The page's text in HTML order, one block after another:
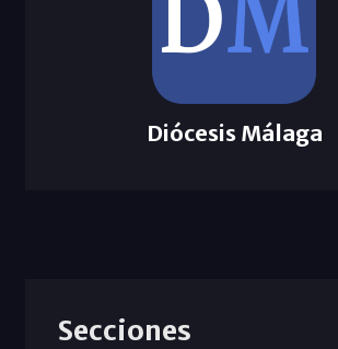
Diócesis Málaga
Secciones